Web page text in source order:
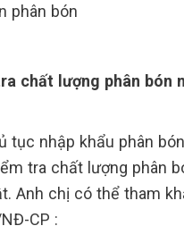
phân bón
chất lượng phân bón
tục nhập khẩu phân
tra chất lượng phân
Anh chị có thể tham
CP :